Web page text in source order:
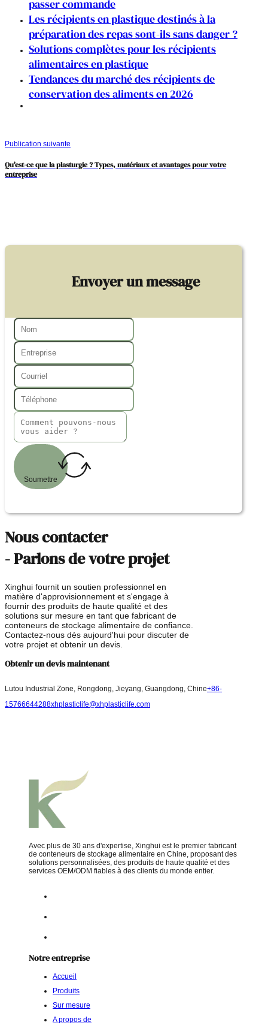
passer commande
Les récipients en plastique destinés à la
préparation des repas sont-ils sans danger ?
Solutions complètes pour les récipients
alimentaires en plastique
Tendances du marché des récipients de
conservation des aliments en 2026
Publication suivante
Qu'est-ce que la plasturgie ? Types, matériaux et avantages pour votre
entreprise
Envoyer un message
Soumettre
Nous contacter
- Parlons de votre projet
Xinghui fournit un soutien professionnel en
matière d'approvisionnement et s'engage à
fournir des produits de haute qualité et des
solutions sur mesure en tant que fabricant de
conteneurs de stockage alimentaire de confiance.
Contactez-nous dès aujourd'hui pour discuter de
votre projet et obtenir un devis.
Obtenir un devis maintenant
Lutou Industrial Zone, Rongdong, Jieyang, Guangdong, Chine+86-
15766644288xhplasticlife@xhplasticlife.com
Avec plus de 30 ans d'expertise, Xinghui est le premier fabricant
de conteneurs de stockage alimentaire en Chine, proposant des
solutions personnalisées, des produits de haute qualité et des
services OEM/ODM fiables à des clients du monde entier.
Notre entreprise
Accueil
Produits
Sur mesure
A propos de